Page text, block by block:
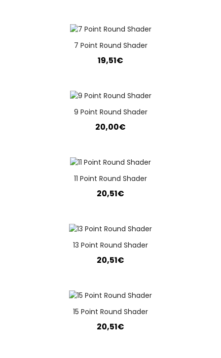
7 Point Round Shader
19,51€
9 Point Round Shader
20,00€
11 Point Round Shader
20,51€
13 Point Round Shader
20,51€
15 Point Round Shader
20,51€